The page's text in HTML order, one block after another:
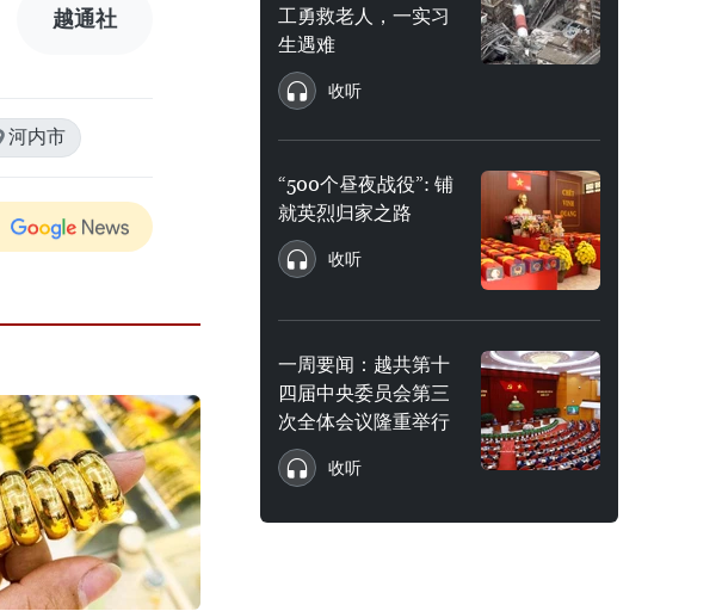
越通社
河内市
工勇救老人，一实习
生遇难
收听
“500个昼夜战役”: 铺
就英烈归家之路
收听
一周要闻：越共第十
四届中央委员会第三
次全体会议隆重举行
收听